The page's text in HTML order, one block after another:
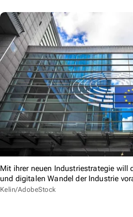
Mit ihrer neuen Industriestrategie will
und digitalen Wandel der Industrie
Kelin/AdobeStock